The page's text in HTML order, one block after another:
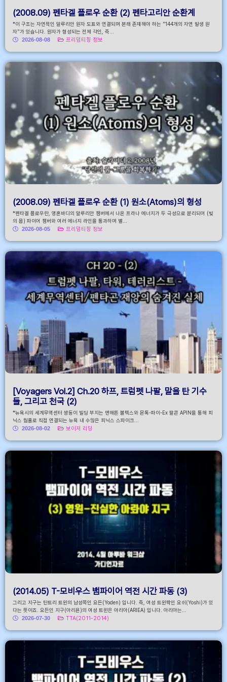
(2008.09) 펜타겔 플로우 순환 (2) 펜타고리안 순환계
*이 구조는 자연적인 알루리안 원자 도표와 연결되며 본래 존재해야 하는 "144개의 자연 발생 원
자"가 있습니다. 원자가 형성되는 전체 각인, 즉...
2026-08-08
프리덤티칭 정보
(2008.09) 펜타겔 플로우 순환 (1) 원소(Atoms)의 형성
*펜타겔 플로우란, 영혼바디의 알루리안 챔버에서 나온 프라나 에너지가 두 극성으로 분리되어 (빛
의 몸) 파이어 챔버와 여러 에너지 라인을 통과하며 별...
2026-08-05
프리덤티칭 정보
[Voyagers Vol.2] Ch.20 하프, 트럼펫 나팔, 말을 탄 기수
들, 그리고 천국 (2)
*뉴욕시의 세계무역센터 쌍둥이 빌딩 부지는 맨해튼 볼텍스와 몬톡-파이-Ex 팔콘 APIN을 통해 피
닉스 웜홀로 직접 연결되는 뉴욕 내 수많은 피닉스 스파이크...
2026-08-02
보이저 리딩
(2014.05) T-모비우스 뱀파이어 역전 시간 파동 (3)
그리고 지구는 탄트리 트윈의 남성쪽인 요든(Yoden) 입니다. 즉, 여성 트윈짝인 요쉬(Yoshi)가 있
다는 뜻이죠. 요든인 지구(아리욘)의 여성 트윈은 아리아(ARIEA) 입니다. 아리아는...
2026-07-30
TTA(2011-2014)